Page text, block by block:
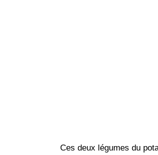
Ces deux légumes du